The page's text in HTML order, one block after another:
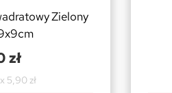
Zielony
zł
5,90 zł